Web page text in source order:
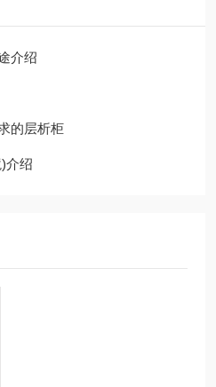
介绍
的层析柜
介绍